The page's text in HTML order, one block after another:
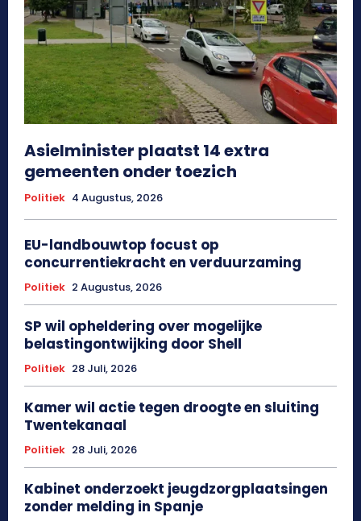
Asielminister plaatst 14 extra
gemeenten onder toezich
Politiek 4 Augustus, 2026
EU-landbouwtop focust op
concurrentiekracht en verduurzaming
Politiek 2 Augustus, 2026
SP wil opheldering over mogelijke
belastingontwijking door Shell
Politiek 28 Juli, 2026
Kamer wil actie tegen droogte en sluiting
Twentekanaal
Politiek 28 Juli, 2026
Kabinet onderzoekt jeugdzorgplaatsingen
zonder melding in Spanje